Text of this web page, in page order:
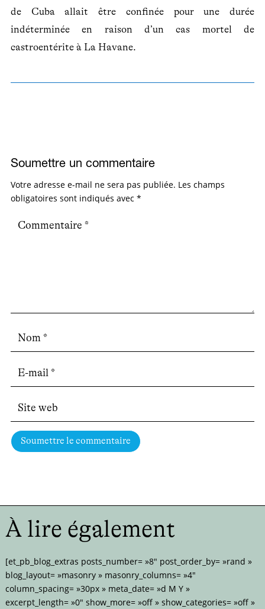
de Cuba allait être confinée pour une durée
indéterminée en raison d’un cas mortel de
castroentérite à La Havane.
Soumettre un commentaire
Votre adresse e-mail ne sera pas publiée. Les champs
obligatoires sont indiqués avec *
Soumettre le commentaire
À lire également
[et_pb_blog_extras posts_number= »8″ post_order_by= »rand »
blog_layout= »masonry » masonry_columns= »4″
column_spacing= »30px » meta_date= »d M Y »
excerpt_length= »0″ show_more= »off » show_categories= »off »